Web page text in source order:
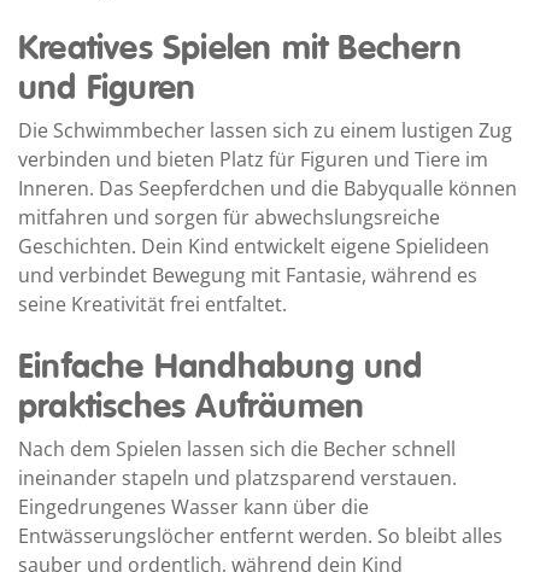
Kreatives Spielen mit Bechern
und Figuren
Die Schwimmbecher lassen sich zu einem lustigen Zug
verbinden und bieten Platz für Figuren und Tiere im
Inneren. Das Seepferdchen und die Babyqualle können
mitfahren und sorgen für abwechslungsreiche
Geschichten. Dein Kind entwickelt eigene Spielideen
und verbindet Bewegung mit Fantasie, während es
seine Kreativität frei entfaltet.
Einfache Handhabung und
praktisches Aufräumen
Nach dem Spielen lassen sich die Becher schnell
ineinander stapeln und platzsparend verstauen.
Eingedrungenes Wasser kann über die
Entwässerungslöcher entfernt werden. So bleibt alles
sauber und ordentlich, während dein Kind